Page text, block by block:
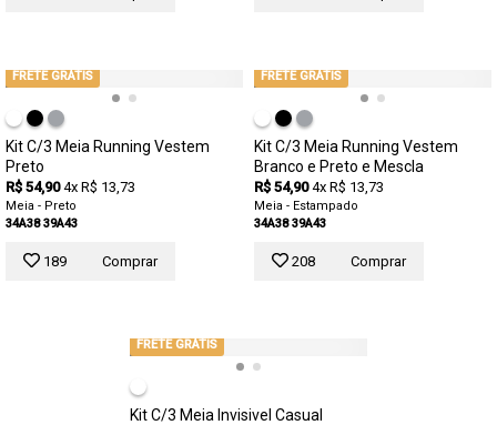
FRETE GRÁTIS
Kit C/3 Meia Running Vestem
Preto
R$ 54,90 4x R$ 13,73
Meia - Preto
34A38 39A43
189 Comprar
FRETE GRÁTIS
Kit C/3 Meia Running Vestem
Branco e Preto e Mescla
R$ 54,90 4x R$ 13,73
Meia - Estampado
34A38 39A43
208 Comprar
FRETE GRÁTIS
Kit C/3 Meia Invisivel Casual